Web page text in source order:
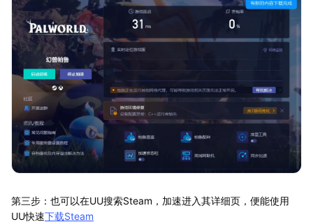
第三步：也可以在UU搜索Steam，加速进入其详细页，便能使用
UU快速下载Steam